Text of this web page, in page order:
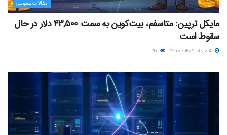
مقالات عمومی
مایکل ترپین: متاسفم، بیت‌کوین به سمت ۴۳,۵۰۰ دلار در حال
سقوط است